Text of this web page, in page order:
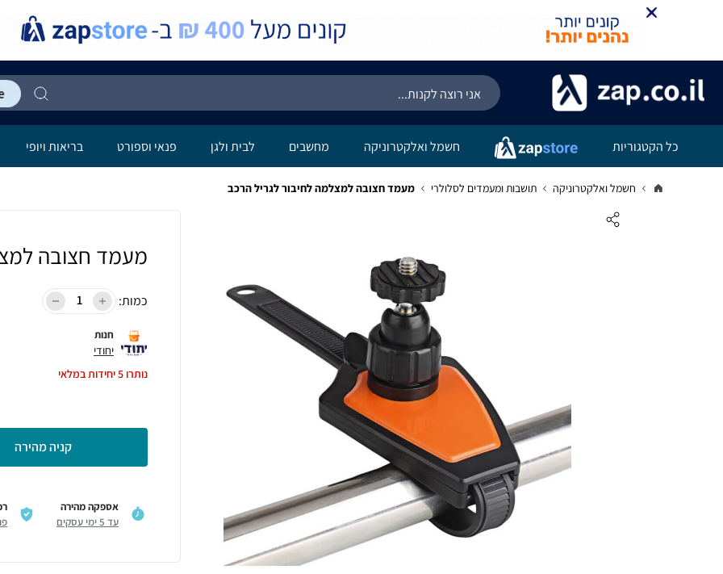
כל הקטגוריות חשמל ואלקטרוניקה מחשבים לבית ולגן פנאי וספורט בריאות ויופי
חשמל ואלקטרוניקה תושבות ומעמדים לסלולרי מעמד חצובה למצלמה לחיבור לגריל הרכב
מעמד חצובה
כמות:
חנות
יחודי
נותרו5יחידות במלאי
קניה מהירה
אספקה מהירה
עד 5 ימי עסקים